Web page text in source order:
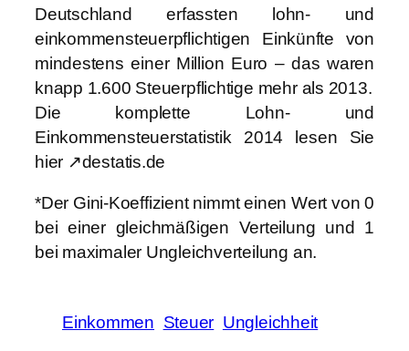
Deutschland erfassten lohn- und
einkommensteuerpflichtigen Einkünfte von
mindestens einer Million Euro – das waren
knapp 1.600 Steuerpflichtige mehr als 2013.
Die komplette Lohn- und
Einkommensteuerstatistik 2014 lesen Sie
hier ↗destatis.de
*Der Gini-Koeffizient nimmt einen Wert von 0
bei einer gleichmäßigen Verteilung und 1
bei maximaler Ungleichverteilung an.
Einkommen Steuer Ungleichheit